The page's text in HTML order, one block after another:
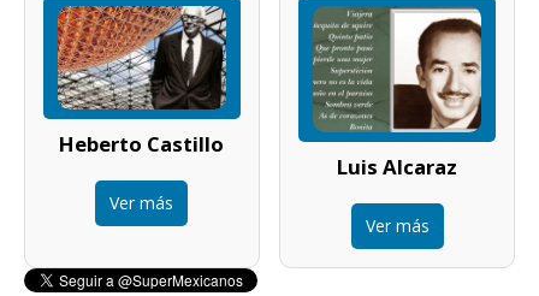
Heberto Castillo
Ver más
Luis Alcaraz
Ver más